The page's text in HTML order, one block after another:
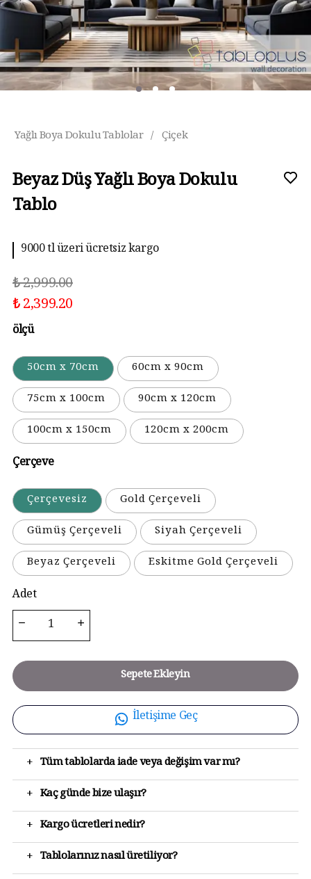
Yağlı Boya Dokulu Tablolar / Çiçek
Beyaz Düş Yağlı Boya Dokulu
Tablo
10 aya kadar taksit imkanı
₺ 2,999.00
₺ 2,399.20
ölçü
50cm x 70cm
60cm x 90cm
75cm x 100cm
90cm x 120cm
100cm x 150cm
120cm x 200cm
Çerçeve
Çerçevesiz
Gold Çerçeveli
Gümüş Çerçeveli
Siyah Çerçeveli
Beyaz Çerçeveli
Eskitme Gold Çerçeveli
Adet
Sepete Ekleyin
İletişime Geç
+ Tüm tablolarda iade veya değişim var mı?
+ Kaç günde bize ulaşır?
+ Kargo ücretleri nedir?
+ Tablolarınız nasıl üretiliyor?